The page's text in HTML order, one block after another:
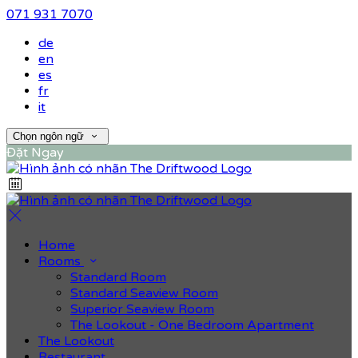
071 931 7070
de
en
es
fr
it
Chọn ngôn ngữ
Đặt Ngay
Home
Rooms
Standard Room
Standard Seaview Room
Superior Seaview Room
The Lookout - One Bedroom Apartment
The Lookout